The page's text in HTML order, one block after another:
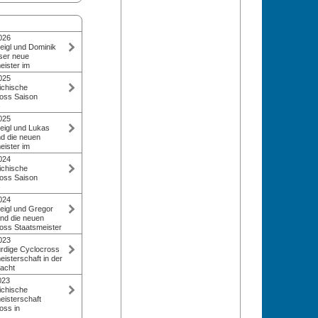
und Dominik
neue
im
2026 starteten
bei winterlichen
Vorarlberg
Austria
26 und bei den
Saison
2025 startet
Cross in der
Querfeldein-
der
Cyclocross
insgesamt
2026 die
und Lukas
die neuen
im
2025 starteten
Maria
Finale des
Cup und
Querfeldein-
Saison
2024
Austria
Bad Ischler
der
Saison stehen
nächster
5. Oktober
und Gregor
die neuen
Staatsmeister
knapp
Enzersdorf
sicherte
bei den Herren,
Heigl war bei
Cyclocross
in der
mit
durch
Kälte sorgte
2023, ein
in